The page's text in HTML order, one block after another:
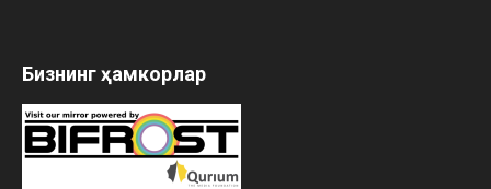
Бизнинг ҳамкорлар